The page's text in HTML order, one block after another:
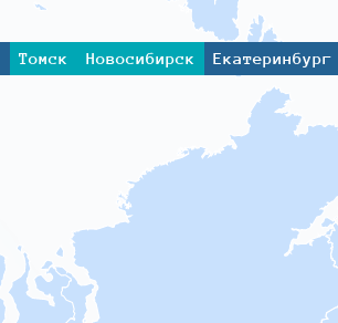
Томск Новосибирск Екатеринбург